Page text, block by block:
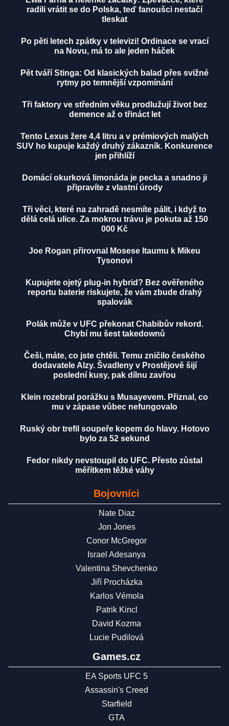
radili vrátit se do Polska, teď fanoušci nestačí
tleskat
Po pěti letech zpátky v televizi! Ordinace se vrací
na Novu, má to ale jeden háček
Pět tváří Stinga: Od klasických balad přes svižné
rytmy po temnější vzpomínání
Tři faktory ve středním věku prodlužují život bez
demence až o třináct let
Tento Lexus žere 4,4 litru a v prémiových malých
SUV ho kupuje každý druhý zákazník. Konkurence
jen přihlíží
Domácí okurková limonáda je pecka a snadno ji
připravíte z vlastní úrody
Tři věci, které na zahradě nesmíte pálit, i když to
dělá celá ulice. Za mokrou trávu je pokuta až 150
000 Kč
Joe Rogan přirovnal Mosese Itaumu k Mikeu
Tysonovi
Kupujete ojetý plug-in hybrid? Bez ověřeného
reportu baterie riskujete, že vám zbude drahý
spalovák
Polák může v UFC překonat Chabibův rekord.
Chybí mu šest takedownů
Češi, máte, co jste chtěli. Temu zničilo českého
dodavatele Alzy. Švadleny v Prostějově šijí
poslední kusy, pak dílnu zavřou
Klein rozebral porážku s Musayevem. Přiznal, co
mu v zápase vůbec nefungovalo
Ruský obr trefil soupeře kopem do hlavy. Hotovo
bylo za 52 sekund
Fedor nikdy nevstoupil do UFC. Přesto zůstal
měřítkem těžké váhy
Bojovníci
Nate Diaz
Jon Jones
Conor McGregor
Israel Adesanya
Valentina Shevchenko
Jiří Procházka
Karlos Vémola
Patrik Kincl
David Kozma
Lucie Pudilová
Games.cz
EA Sports UFC 5
Assassin's Creed
Starfield
GTA